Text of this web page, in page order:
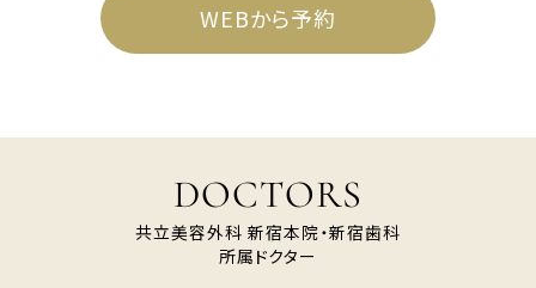
WEBから予約
DOCTORS
共立美容外科 新宿本院・新宿歯科
所属ドクター